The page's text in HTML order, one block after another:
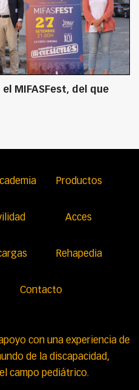
MIFASFest, del que
Productos
Acces
Rehapedia
Contacto
con una experiencia de
de la discapacidad,
campo pediátrico.